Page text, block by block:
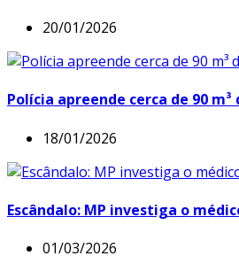
20/01/2026
Polícia apreende cerca de 90
18/01/2026
Escândalo: MP investiga o
01/03/2026